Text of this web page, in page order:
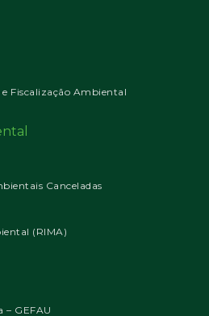
e Fiscalização Ambiental
Canceladas
(RIMA)
– GEFAU